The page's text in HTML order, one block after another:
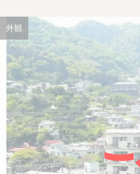
外観